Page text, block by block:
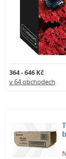
364 - 646 Kč
v 64 obchodech